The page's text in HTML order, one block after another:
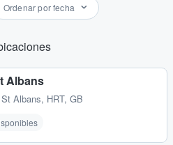
Ordenar por fecha
Albans
St Albans, HRT, GB